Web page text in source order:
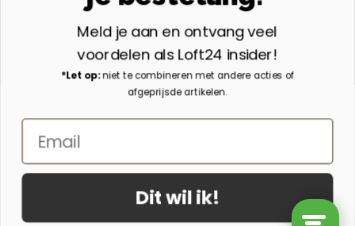
Meld je aan en ontvang veel
voordelen als Loft24 insider!
*Let op:niet te combineren met andere acties of
afgeprijsde artikelen.
Email
Dit wil ik!